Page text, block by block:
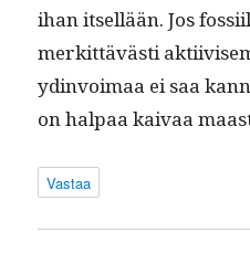
ihan itsel­lään. Jos
merkit­tävästi
ydin­voimaa ei saa
on hal­paa kaivaa
Vastaa